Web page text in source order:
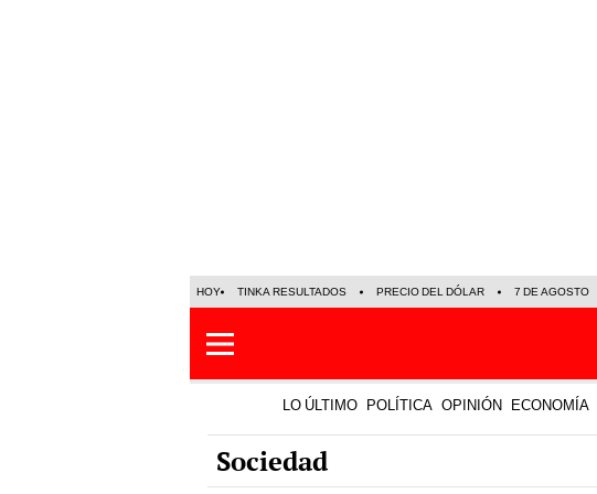
HOY TINKA RESULTADOS PRECIO DEL DÓLAR 7 DE AGOSTO
LO ÚLTIMO POLÍTICA OPINIÓN ECONOMÍA
Sociedad